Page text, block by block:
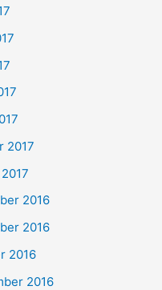
2017
2016
2016
2016
2016